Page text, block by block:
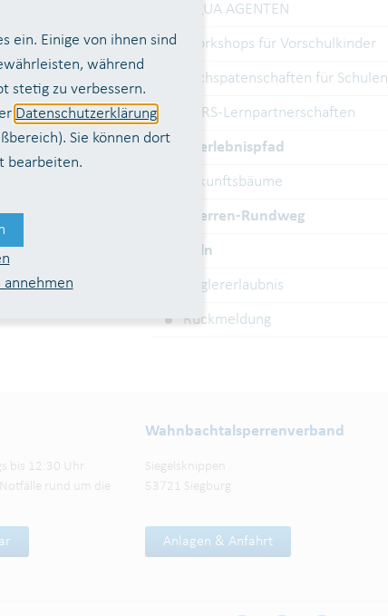
das Thema
AQUA AGENTEN
Workshops für Vorschulkinder
Lachspatenschaften für Schulen
KURS-Lernpartnerschaften
Walderlebnispfad
Zukunftsbäume
Talsperren-Rundweg
Angeln
Anglererlaubnis
Rückmeldung
bis 12:30 Uhr
rund um die
Wahnbachtalsperren­verband
Siegelsknippen
53721 Siegburg
Anlagen & Anfahrt
ein. Einige von ihnen sind
während
stetig zu verbessern.
Datenschutzerklärung
Sie können dort
bearbeiten.
annehmen